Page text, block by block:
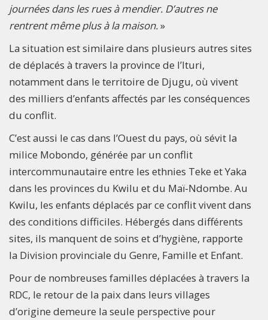
journées dans les rues à mendier. D’autres ne
rentrent même plus à la maison.»
La situation est similaire dans plusieurs autres sites
de déplacés à travers la province de l’Ituri,
notamment dans le territoire de Djugu, où vivent
des milliers d’enfants affectés par les conséquences
du conflit.
C’est aussi le cas dans l’Ouest du pays, où sévit la
milice Mobondo, générée par un conflit
intercommunautaire entre les ethnies Teke et Yaka
dans les provinces du Kwilu et du Maï-Ndombe. Au
Kwilu, les enfants déplacés par ce conflit vivent dans
des conditions difficiles. Hébergés dans différents
sites, ils manquent de soins et d’hygiène, rapporte
la Division provinciale du Genre, Famille et Enfant.
Pour de nombreuses familles déplacées à travers la
RDC, le retour de la paix dans leurs villages
d’origine demeure la seule perspective pour